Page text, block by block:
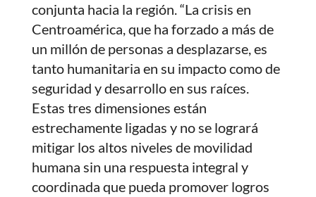
conjunta hacia la región. “La crisis en
Centroamérica, que ha forzado a más de
un millón de personas a desplazarse, es
tanto humanitaria en su impacto como de
seguridad y desarrollo en sus raíces.
Estas tres dimensiones están
estrechamente ligadas y no se logrará
mitigar los altos niveles de movilidad
humana sin una respuesta integral y
coordinada que pueda promover logros